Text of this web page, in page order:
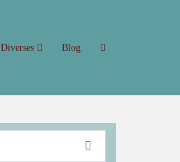
Diverses Blog